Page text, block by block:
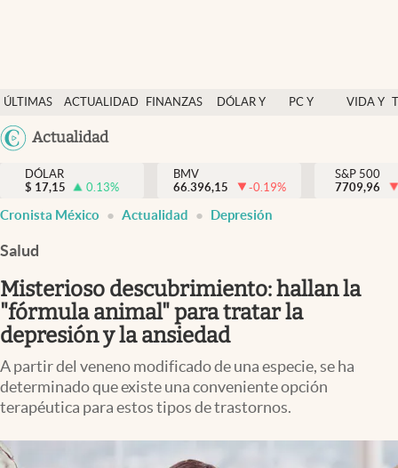
ÚLTIMAS
NOTICIAS
ACTUALIDAD
FINANZAS
DÓLAR Y
PC Y
VIDA Y
México
Actualidad
Actualidad
Finanzas y economía
Dólar y mercados
Pc y celular
Vida y estilo
Tv
Clima
Espiritualidad
DÓLAR
$ 17,15 0.13%
BMV
66.396,15
-0.19%
S&P 500
7709,96
Cronista México Actualidad Depresión
Salud
Misterioso descubrimiento: hallan la
"fórmula animal" para tratar la
depresión y la ansiedad
A partir del veneno modificado de una especie, se ha
determinado que existe una conveniente opción
terapéutica para estos tipos de trastornos.